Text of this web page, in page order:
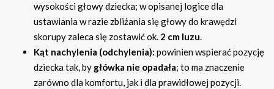
wysokości głowy dziecka; w opisanej logice dla
ustawiania w razie zbliżania się głowy do krawędzi
skorupy zaleca się zostawić ok. 2 cm luzu.
Kąt nachylenia (odchylenia): powinien wspierać pozycję
dziecka tak, by główka nie opadała; to ma znaczenie
zarówno dla komfortu, jak i dla prawidłowej pozycji.